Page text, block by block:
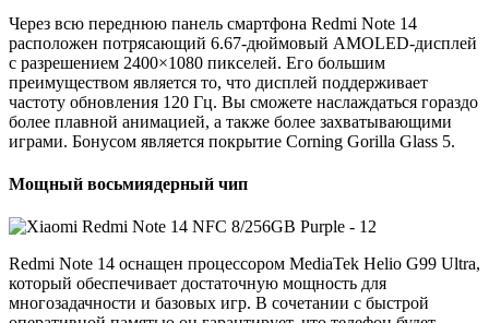
Через всю переднюю панель смартфона Redmi Note 14
расположен потрясающий 6.67-дюймовый AMOLED-дисплей
с разрешением 2400×1080 пикселей. Его большим
преимуществом является то, что дисплей поддерживает
частоту обновления 120 Гц. Вы сможете наслаждаться гораздо
более плавной анимацией, а также более захватывающими
играми. Бонусом является покрытие Corning Gorilla Glass 5.
Мощный восьмиядерный чип
Redmi Note 14 оснащен процессором MediaTek Helio G99 Ultra,
который обеспечивает достаточную мощность для
многозадачности и базовых игр. В сочетании с быстрой